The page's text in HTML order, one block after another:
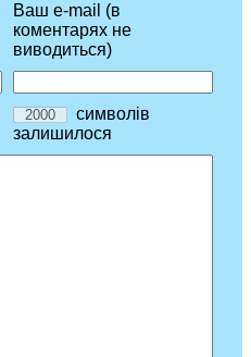
Ваш e-mail (в
коментарях не
виводиться)
символів
залишилося